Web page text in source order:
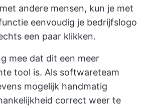
andere mensen, kun je met
eenvoudig je bedrijfslogo
een paar klikken.
mee dat dit een meer
tool is. Als softwareteam
mogelijk handmatig
correct weer te